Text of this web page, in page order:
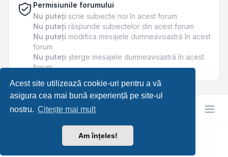
Acest site utilizează cookie-uri pentru a vă
asigura cea mai bună experiență pe site-ul
nostru. Citește mai mult
Am înțeles!
Permisiunile forumului
Nu puteţi scrie subiecte noi în acest forum
Nu puteţi răspunde subiectelor din acest forum
Nu puteţi modifica mesajele dumneavoastră în acest
forum
Nu puteţi şterge mesajele dumneavoastră în acest
forum